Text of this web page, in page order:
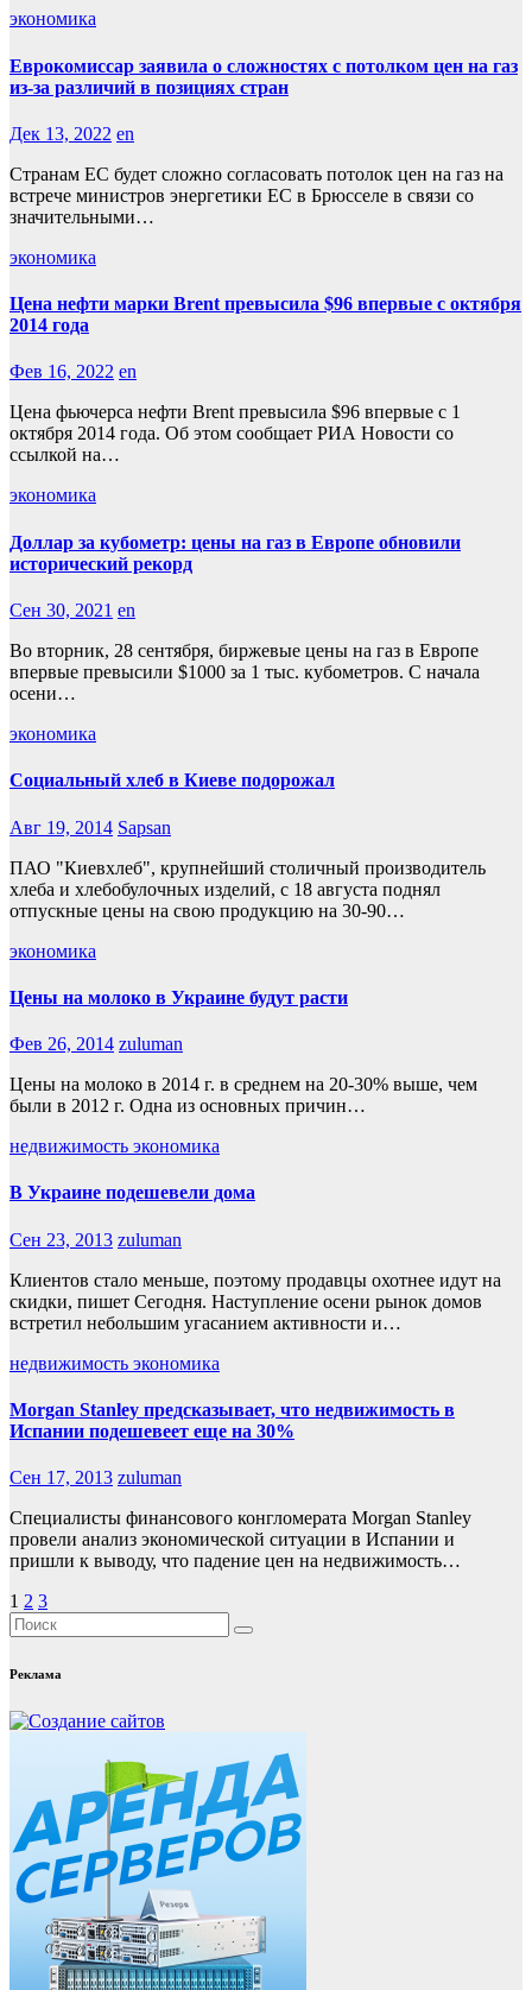
экономика
Еврокомиссар заявила о сложностях с потолком цен на газ
из-за различий в позициях стран
Дек 13, 2022 en
Странам ЕС будет сложно согласовать потолок цен на газ на
встрече министров энергетики ЕС в Брюсселе в связи со
значительными…
экономика
Цена нефти марки Brent превысила $96 впервые с октября
2014 года
Фев 16, 2022 en
Цена фьючерса нефти Brent превысила $96 впервые с 1
октября 2014 года. Об этом сообщает РИА Новости со
ссылкой на…
экономика
Доллар за кубометр: цены на газ в Европе обновили
исторический рекорд
Сен 30, 2021 en
Во вторник, 28 сентября, биржевые цены на газ в Европе
впервые превысили $1000 за 1 тыс. кубометров. С начала
осени…
экономика
Социальный хлеб в Киеве подорожал
Авг 19, 2014 Sapsan
ПАО "Киевхлеб", крупнейший столичный производитель
хлеба и хлебобулочных изделий, с 18 августа поднял
отпускные цены на свою продукцию на 30-90…
экономика
Цены на молоко в Украине будут расти
Фев 26, 2014 zuluman
Цены на молоко в 2014 г. в среднем на 20-30% выше, чем
были в 2012 г. Одна из основных причин…
недвижимость экономика
В Украине подешевели дома
Сен 23, 2013 zuluman
Клиентов стало меньше, поэтому продавцы охотнее идут на
скидки, пишет Сегодня. Наступление осени рынок домов
встретил небольшим угасанием активности и…
недвижимость экономика
Morgan Stanley предсказывает, что недвижимость в
Испании подешевеет еще на 30%
Сен 17, 2013 zuluman
Специалисты финансового конгломерата Morgan Stanley
провели анализ экономической ситуации в Испании и
пришли к выводу, что падение цен на недвижимость…
Пагинация
записей
1 2 3
Реклама